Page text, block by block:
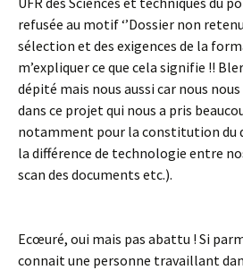
refusée au motif ‘’Dossier non
sélection et des exigences de la
m’expliquer ce que cela signifie !!
dépité mais nous aussi car nous
dans ce projet qui nous a pris
notamment pour la constitution du
la différence de technologie entre
scan des documents etc.).
Ecœuré, oui mais pas abattu ! Si
connait une personne travaillant